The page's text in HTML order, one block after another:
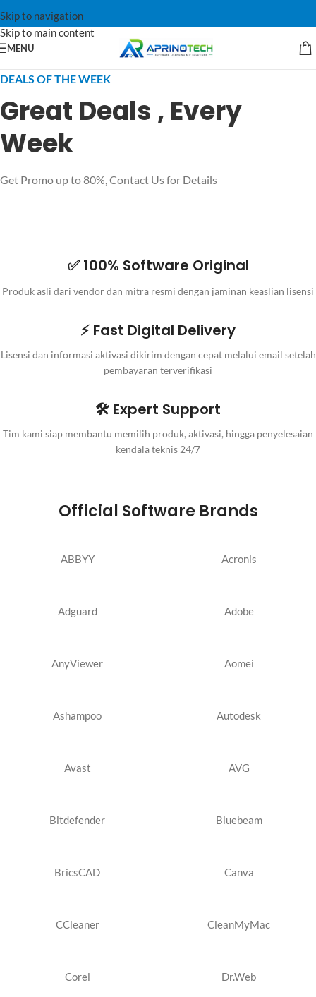
Skip to navigation
Skip to main content
MENU
DEALS OF THE WEEK
Great Deals , Every
Week
Get Promo up to 80%, Contact Us for Details
✅ 100% Software Original
Produk asli dari vendor dan mitra resmi dengan jaminan keaslian lisensi
⚡ Fast Digital Delivery
Lisensi dan informasi aktivasi dikirim dengan cepat melalui email setelah
pembayaran terverifikasi
🛠️ Expert Support
Tim kami siap membantu memilih produk, aktivasi, hingga penyelesaian
kendala teknis 24/7
Official Software Brands
ABBYY Acronis
Adguard Adobe
AnyViewer Aomei
Ashampoo Autodesk
Avast AVG
Bitdefender Bluebeam
BricsCAD Canva
CCleaner CleanMyMac
Corel Dr.Web